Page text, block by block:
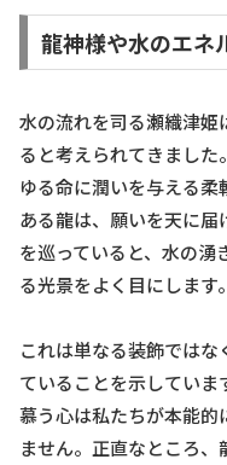
龍神様や水のエネ
水の流れを司る瀬織津姫
ると考えられてきまし
ゆる命に潤いを与える柔
ある龍は、願いを天に
を巡っていると、水の湧
る光景をよく目にします。
これは単なる装飾では
ていることを示してい
慕う心は私たちが本能的
ません。正直なところ